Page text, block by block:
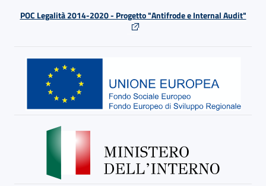
POC Legalità 2014-2020 - Progetto "Antifrode e Internal Audit"